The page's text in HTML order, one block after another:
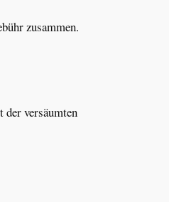
zusammen.
versäumten